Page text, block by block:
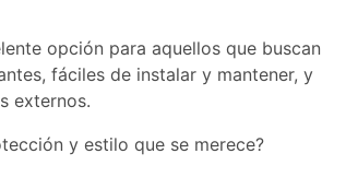
opción para aquellos que buscan
fáciles de instalar y mantener, y
externos.
y estilo que se merece?